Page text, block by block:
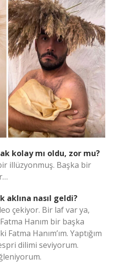
kolay mı oldu, zor mu?
illüzyonmuş. Başka bir
aklına nasıl geldi?
çekiyor. Bir laf var ya,
Hanım bir başka
Hanım’ım. Yaptığım
dilimi seviyorum.